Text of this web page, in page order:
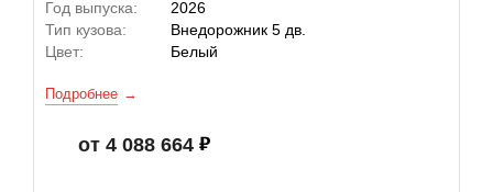
Год выпуска:
2026
Тип кузова:
Внедорожник 5 дв.
Цвет:
Белый
Подробнее
от 4 088 664